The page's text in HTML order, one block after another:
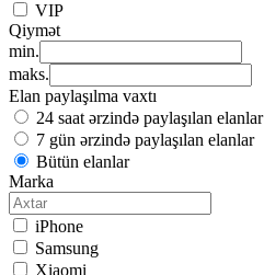
VIP
Qiymət
min.
maks.
Elan paylaşılma vaxtı
24 saat ərzində paylaşılan elanlar
7 gün ərzində paylaşılan elanlar
Bütün elanlar
Marka
iPhone
Samsung
Xiaomi